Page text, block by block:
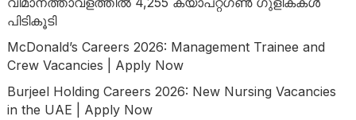
പിടികൂടി
McDonald’s Careers 2026: Management Trainee and
Crew Vacancies | Apply Now
Burjeel Holding Careers 2026: New Nursing Vacancies
in the UAE | Apply Now